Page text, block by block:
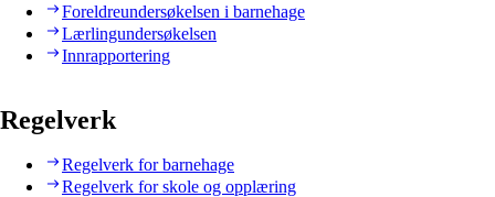
Foreldreundersøkelsen i barnehage
Lærlingundersøkelsen
Innrapportering
Regelverk
Regelverk for barnehage
Regelverk for skole og opplæring